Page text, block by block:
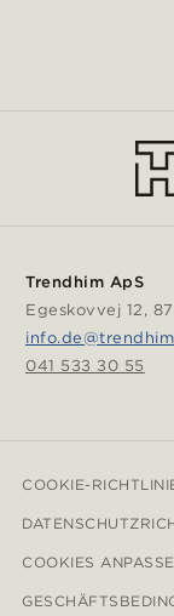
Trendhim ApS
Egeskovvej 12,
041 533 30 55
COOKIE-
COOKIES